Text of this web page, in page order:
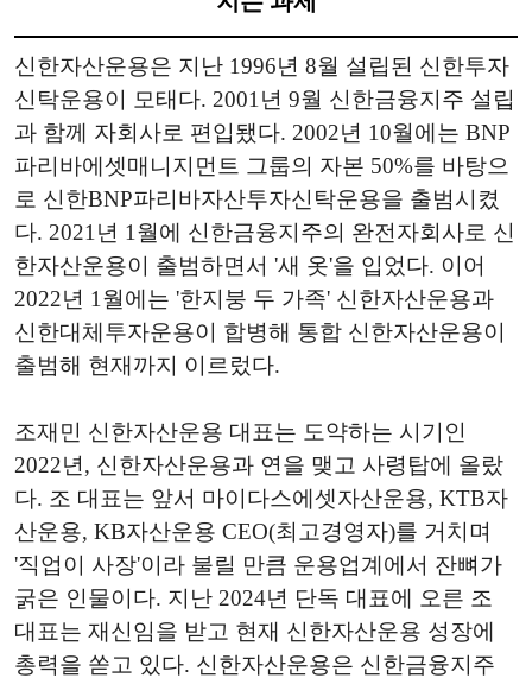
신한자산운용은 지난 1996년 8월 설립된 신한투자
신탁운용이 모태다. 2001년 9월 신한금융지주 설립
과 함께 자회사로 편입됐다. 2002년 10월에는 BNP
파리바에셋매니지먼트 그룹의 자본 50%를 바탕으
로 신한BNP파리바자산투자신탁운용을 출범시켰
다. 2021년 1월에 신한금융지주의 완전자회사로 신
한자산운용이 출범하면서 '새 옷'을 입었다. 이어
2022년 1월에는 '한지붕 두 가족' 신한자산운용과
신한대체투자운용이 합병해 통합 신한자산운용이
출범해 현재까지 이르렀다.
조재민 신한자산운용 대표는 도약하는 시기인
2022년, 신한자산운용과 연을 맺고 사령탑에 올랐
다. 조 대표는 앞서 마이다스에셋자산운용, KTB자
산운용, KB자산운용 CEO(최고경영자)를 거치며
'직업이 사장'이라 불릴 만큼 운용업계에서 잔뼈가
굵은 인물이다. 지난 2024년 단독 대표에 오른 조
대표는 재신임을 받고 현재 신한자산운용 성장에
총력을 쏟고 있다. 신한자산운용은 신한금융지주